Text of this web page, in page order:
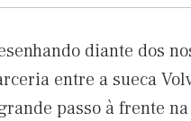
diante dos
entre a sueca
passo à frente na